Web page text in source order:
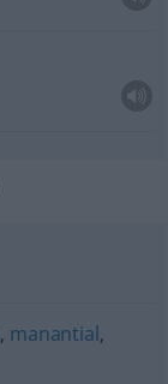
, manantial,